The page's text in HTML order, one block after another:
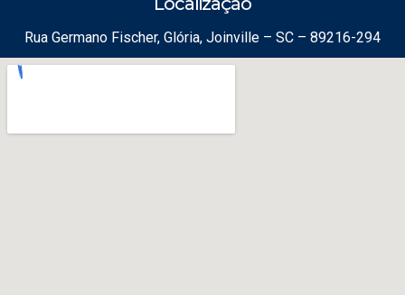
Rua Germano Fischer, Glória, Joinville – SC – 89216-294